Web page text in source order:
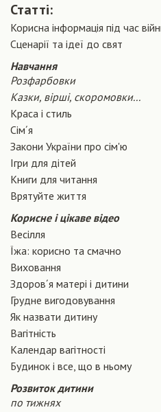
Статті:
Корисна інформація під час
Сценарiї та iдеї до свят
Навчання
Розфарбовки
Казки, вірші, скоромовки...
Краса і стиль
Сiм´я
Закони України про сiм'ю
Ігри для дітей
Книги для читання
Врятуйте життя
Корисне і цікаве відео
Весілля
Їжа: корисно та смачно
Виховання
Здоров´я матері і дитини
Грудне вигодовування
Як назвати дитину
Вагiтнiсть
Календар вагітності
Будинок і все, що в ньому
Розвиток дитини
по тижнях